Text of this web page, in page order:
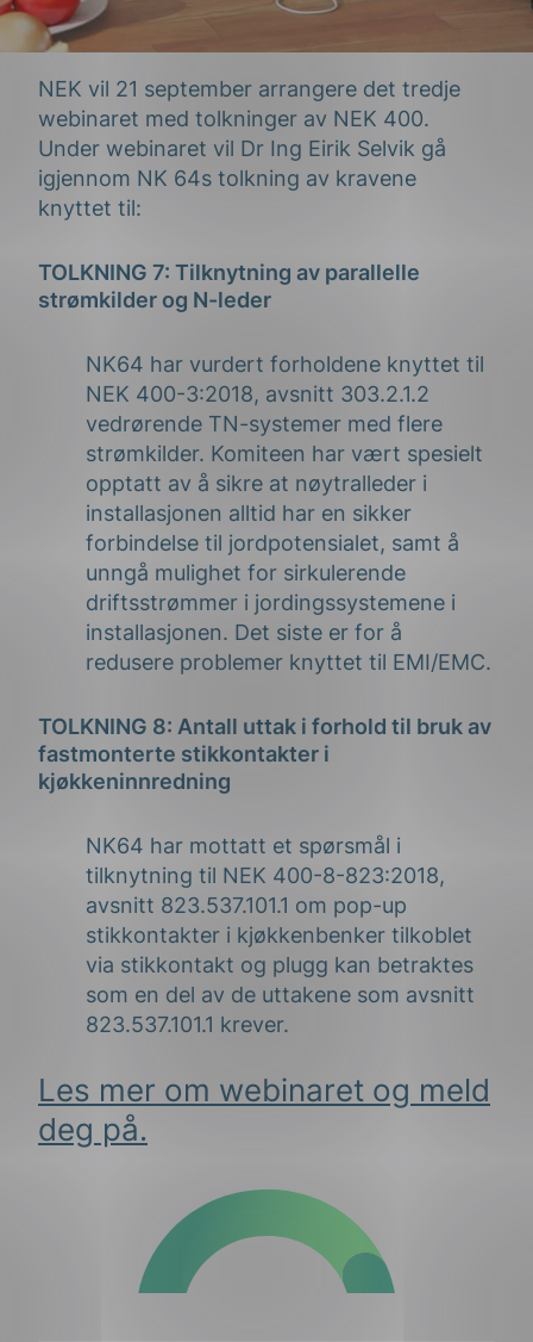
NEK vil 21 september arrangere det tredje
webinaret med tolkninger av NEK 400.
Under webinaret vil Dr Ing Eirik Selvik gå
igjennom NK 64s tolkning av kravene
knyttet til:
TOLKNING 7: Tilknytning av parallelle
strømkilder og N-leder
NK64 har vurdert forholdene knyttet til
NEK 400-3:2018, avsnitt 303.2.1.2
vedrørende TN-systemer med flere
strømkilder. Komiteen har vært spesielt
opptatt av å sikre at nøytralleder i
installasjonen alltid har en sikker
forbindelse til jordpotensialet, samt å
unngå mulighet for sirkulerende
driftsstrømmer i jordingssystemene i
installasjonen. Det siste er for å
redusere problemer knyttet til EMI/EMC.
TOLKNING 8: Antall uttak i forhold til bruk av
fastmonterte stikkontakter i
kjøkkeninnredning
NK64 har mottatt et spørsmål i
tilknytning til NEK 400-8-823:2018,
avsnitt 823.537.101.1 om pop-up
stikkontakter i kjøkkenbenker tilkoblet
via stikkontakt og plugg kan betraktes
som en del av de uttakene som avsnitt
823.537.101.1 krever.
Les mer om webinaret og meld
deg på.